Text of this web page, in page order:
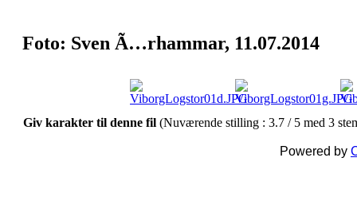
Foto: Sven Ã…rhammar, 11.07.2014
Giv karakter til denne fil (Nuværende stilling : 3.7 / 5 med 3
Powered by